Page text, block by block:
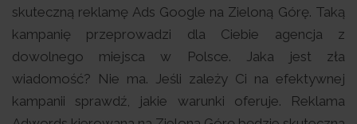
skuteczną reklamę Ads Google na Zieloną Górę. Taką
kampanię przeprowadzi dla Ciebie agencja z
dowolnego miejsca w Polsce. Jaka jest zła
wiadomość? Nie ma. Jeśli zależy Ci na efektywnej
kampanii sprawdź, jakie warunki oferuje. Reklama